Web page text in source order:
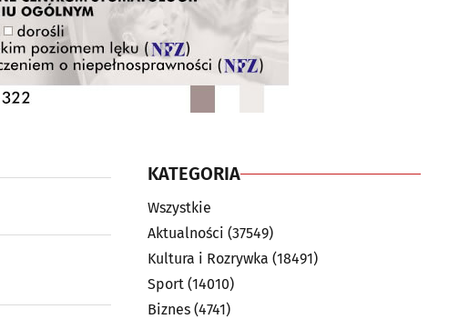
KATEGORIA
Wszystkie
Aktualności (37549)
Kultura i Rozrywka (18491)
Sport (14010)
Biznes (4741)